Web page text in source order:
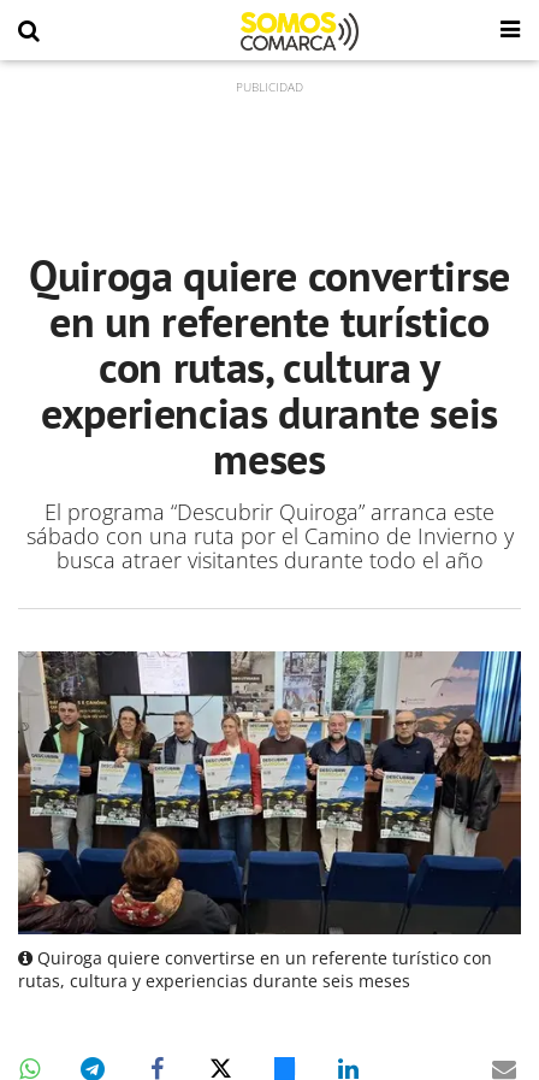
Quiroga quiere convertirse
en un referente turístico
con rutas, cultura y
experiencias durante seis
meses
El programa “Descubrir Quiroga” arranca este
sábado con una ruta por el Camino de Invierno y
busca atraer visitantes durante todo el año
Quiroga quiere convertirse en un referente turístico con
rutas, cultura y experiencias durante seis meses